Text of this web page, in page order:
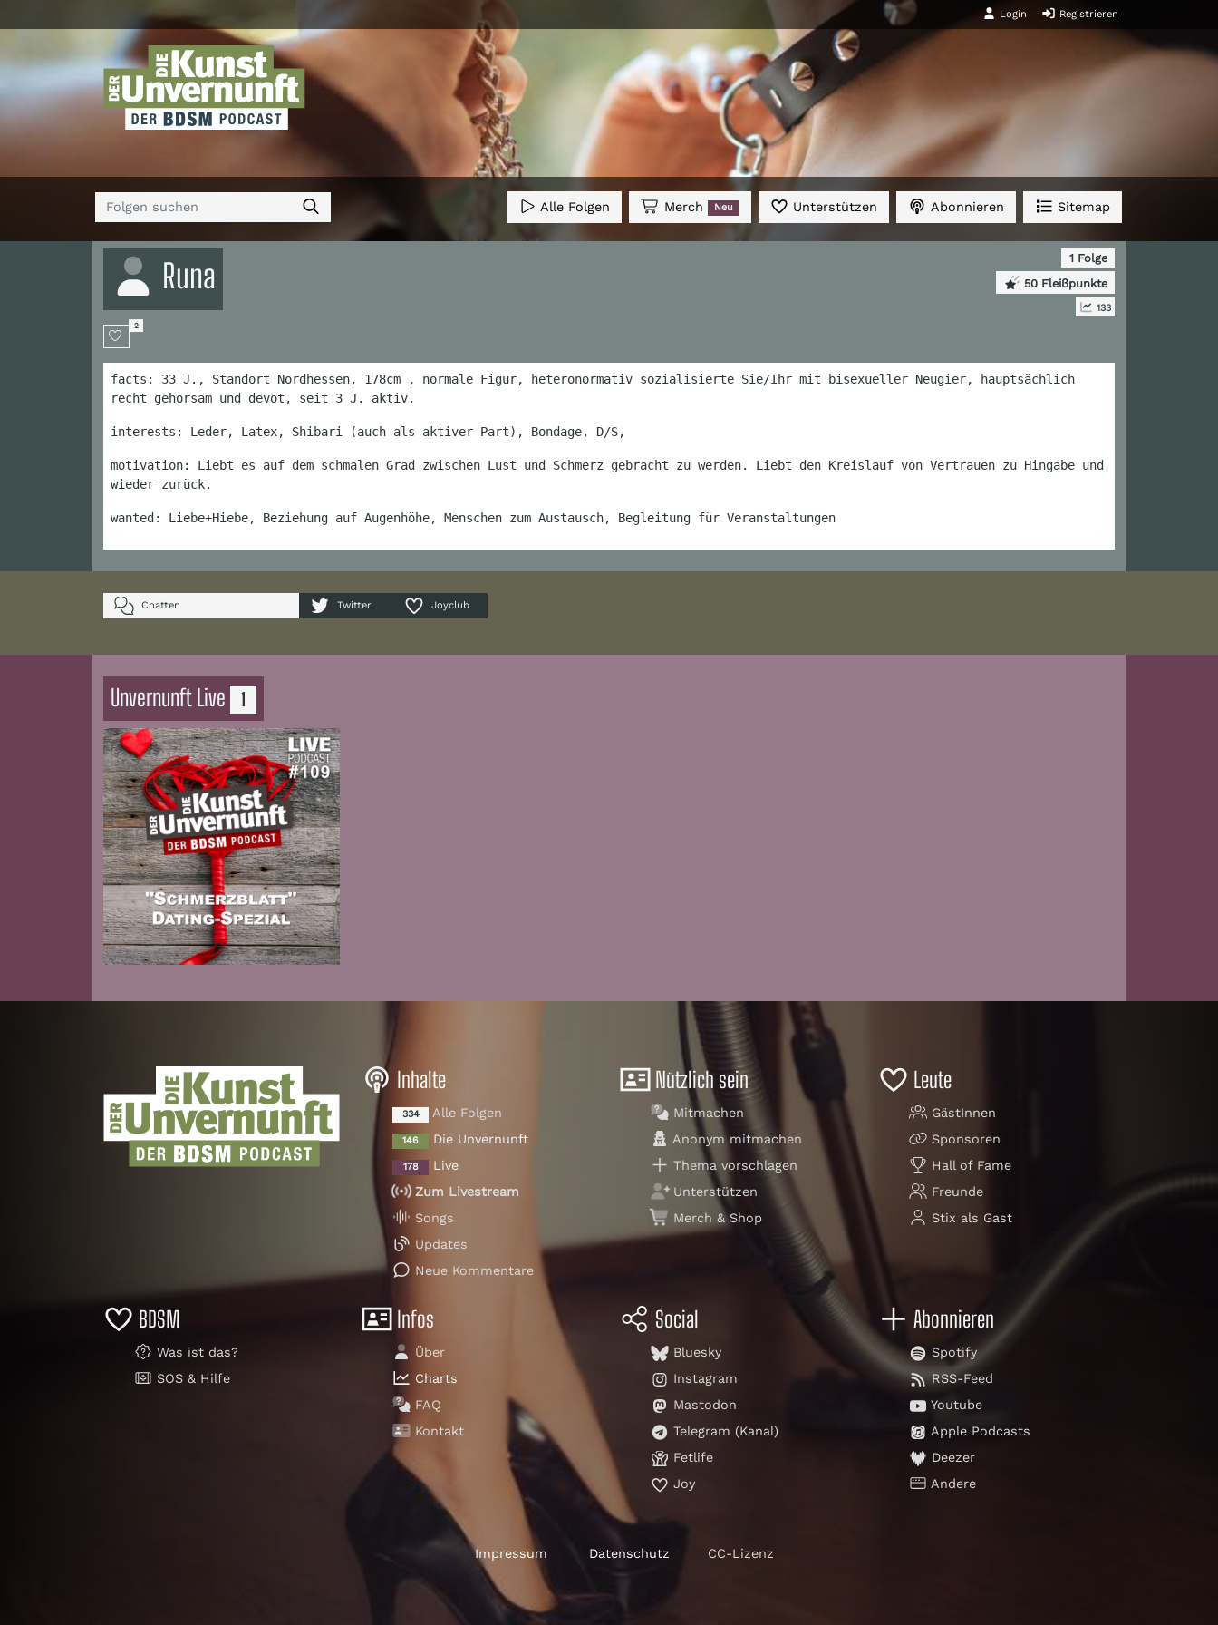
Login Registrieren
Alle Folgen Merch Neu Unterstützen Abonnieren Sitemap
Runa
1 Folge
50 Fleißpunkte
133
2
facts: 33 J., Standort Nordhessen, 178cm , normale Figur, heteronormativ sozialisierte Sie/Ihr mit bisexueller Neugier, hauptsächlich
recht gehorsam und devot, seit 3 J. aktiv.
interests: Leder, Latex, Shibari (auch als aktiver Part), Bondage, D/S,
motivation: Liebt es auf dem schmalen Grad zwischen Lust und Schmerz gebracht zu werden. Liebt den Kreislauf von Vertrauen zu Hingabe und
wieder zurück.
wanted: Liebe+Hiebe, Beziehung auf Augenhöhe, Menschen zum Austausch, Begleitung für Veranstaltungen
Chatten Twitter Joyclub
Unvernunft Live 1
Zur Folge
Inhalte
334 Alle Folgen
146 Die Unvernunft
178
Live
Zum Livestream
Songs
Updates
Neue Kommentare
Nützlich sein
Mitmachen
Anonym mitmachen
Thema vorschlagen
Unterstützen
Merch & Shop
Leute
GästInnen
Sponsoren
Hall of Fame
Freunde
Stix als Gast
BDSM
Was ist das?
SOS & Hilfe
Infos
Über
Charts
FAQ
Kontakt
Social
Bluesky
Instagram
Mastodon
Telegram (Kanal)
Fetlife
Joy
Abonnieren
Spotify
RSS-Feed
Youtube
Apple Podcasts
Deezer
Andere
Impressum Datenschutz CC-Lizenz